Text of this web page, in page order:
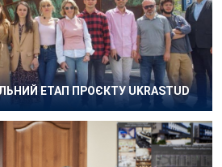
ЕТАП ПРОЄКТУ UKRASTUD